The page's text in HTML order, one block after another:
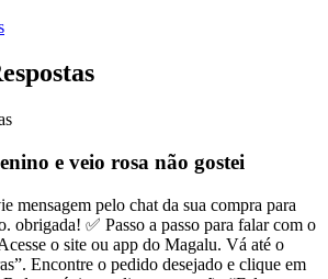
e veio rosa não gostei
mensagem pelo chat da sua compra para
obrigada! ✅ Passo a passo para falar com o
o site ou app do Magalu. Vá até o
Encontre o pedido desejado e clique em